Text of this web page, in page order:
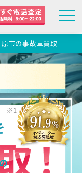
市の事故車買取